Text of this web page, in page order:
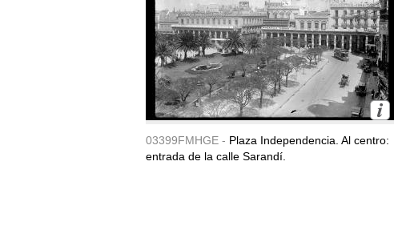
03399FMHGE - Plaza Independencia. Al centro:
entrada de la calle Sarandí.